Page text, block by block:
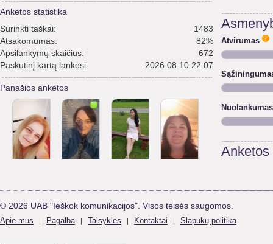
Anketos statistika
Surinkti taškai:
1483
Atsakomumas:
82%
Apsilankymų skaičius:
672
Paskutinį kartą lankėsi:
2026.08.10 22:07
Panašios anketos
Atvirumas
Nuolankumas
Anketos
© 2026 UAB "Ieškok komunikacijos". Visos teisės saugomos.
Apie mus | Pagalba | Taisyklės | Kontaktai | Slapukų politika